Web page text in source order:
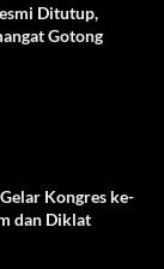
Ditutup,
Gotong
Kongres ke-
dan Diklat